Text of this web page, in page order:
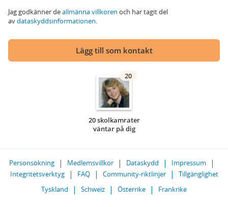
Jag godkänner deallmänna villkoren och har tagit del
avdataskyddsinformationen.
Lägg till som kontakt
20
20 skolkamrater
väntar på dig
Personsökning Medlemsvillkor Dataskydd
Impressum
Integritetsverktyg
FAQ Community-riktlinjer
Tillgänglighet
Tyskland
Schweiz Österrike Frankrike